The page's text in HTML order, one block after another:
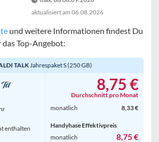
aktualisiert am 06.08.2026
und weitere Informationen findest Du
das Top-Angebot:
TALK Jahrespaket S (250 GB)
enthalten
8,75 €
Durchschnitt pro Monat
monatlich
8,33 €
Handyhase Effektivpreis
monatlich
8,75 €